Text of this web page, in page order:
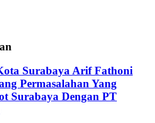
Surabaya Arif Fathoni
Permasalahan Yang
Surabaya Dengan PT